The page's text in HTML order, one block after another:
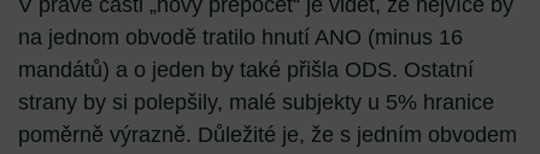
V pravé části „nový přepočet“ je vidět, že nejvíce by
na jednom obvodě tratilo hnutí ANO (minus 16
mandátů) a o jeden by také přišla ODS. Ostatní
strany by si polepšily, malé subjekty u 5% hranice
poměrně výrazně. Důležité je, že s jedním obvodem